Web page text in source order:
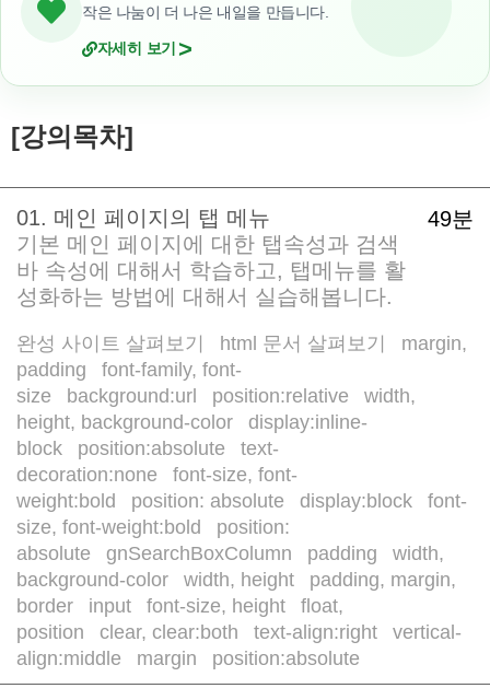
작은 나눔이 더 나은 내일을 만듭니다.
자세히 보기 >
[강의목차]
49분
01. 메인 페이지의 탭 메뉴
기본 메인 페이지에 대한 탭속성과 검색
바 속성에 대해서 학습하고, 탭메뉴를 활
성화하는 방법에 대해서 실습해봅니다.
완성 사이트 살펴보기 html 문서 살펴보기
margin,
padding
font-family, font-
size
background:url position:relative
width,
height, background-color
display:inline-
block
position:absolute
text-
decoration:none
font-size, font-
weight:bold
position: absolute display:block
font-
size, font-weight:bold
position:
absolute
gnSearchBoxColumn padding
width,
background-color
width, height
padding, margin,
border
input font-size, height
float,
position
clear, clear:both text-align:right
vertical-
align:middle
margin position:absolute